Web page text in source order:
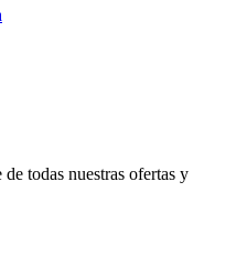
todas nuestras ofertas y